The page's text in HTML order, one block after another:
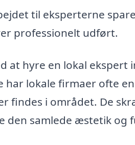
til eksperterne
professionelt udført.
at hyre en lokal
lokale firmaer ofte
findes i området. De
den samlede æstetik og